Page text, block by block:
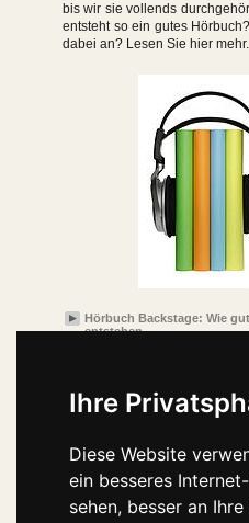
Ihre
Diese Website
ein besseres
sehen, besser an
bis wir sie vollends
entsteht so ein gutes
dabei an? Lesen Sie hier mehr.
Hörbuch Backstage: Wie
entstehen